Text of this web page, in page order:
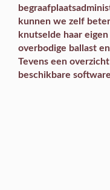
kunnen we zelf
knutselde haar
overbodige ballast
Tevens een
beschikbare